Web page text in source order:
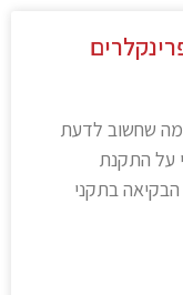
שחשוב לדעת
על התקנת
בתקני